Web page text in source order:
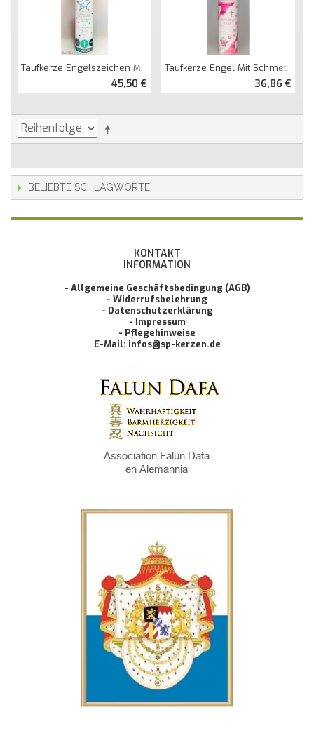
Taufkerze Engelszeichen Mit Sternen
45,50 €
Taufkerze Engel Mit Schmetterlingen
36,86 €
BELIEBTE SCHLAGWORTE
KONTAKT
INFORMATION
- Allgemeine Geschäftsbedingung (AGB)
- Widerrufsbelehrung
- Datenschutzerklärung
- Impressum
- Pflegehinweise
E-Mail: infos@sp-kerzen.de